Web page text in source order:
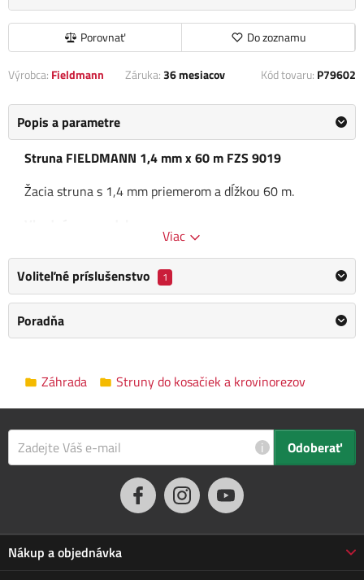
Porovnať Do zoznamu
Výrobca: Fieldmann Záruka:36 mesiacov Kód tovaru: P79602
Popis a parametre
Struna FIELDMANN 1,4 mm x 60 m FZS 9019
Žacia struna s 1,4 mm priemerom a dĺžkou 60 m.
FZS 1001/2000/2001/2002 E
Kategória
Struny do kosačiek a krovinorezov
Výrobca
Fieldmann/Informace o výrobci
Rozmery balenia
13.0 x 16.0 x 4.0 cm
Popis tohto produktu bol preložený automaticky, vyhradzujeme si
právo na prípadné chyby. Ak na nejaké narazíte, informujte nás,
Viac
Voliteľné príslušenstvo 1
Poradňa
Záhrada Struny do kosačiek a krovinorezov
i Odoberať
Nákup a objednávka